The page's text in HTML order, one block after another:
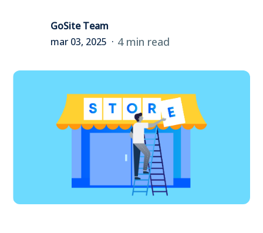
GoSite Team
mar 03, 2025
4 min read